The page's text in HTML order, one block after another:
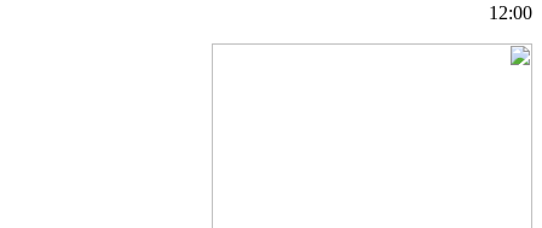
12:00